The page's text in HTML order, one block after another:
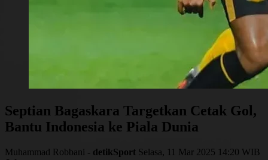
Septian Bagaskara Targetkan Cetak Gol,
Bantu Indonesia ke Piala Dunia
Muhammad Robbani - detikSport Selasa, 11 Mar 2025 14:20 WIB